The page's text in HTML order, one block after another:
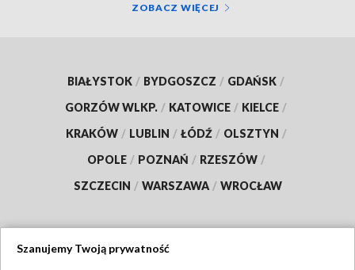
ZOBACZ WIĘCEJ
BIAŁYSTOK / BYDGOSZCZ / GDAŃSK /
GORZÓW WLKP. / KATOWICE / KIELCE /
KRAKÓW / LUBLIN / ŁÓDŹ / OLSZTYN /
OPOLE / POZNAŃ / RZESZÓW /
SZCZECIN / WARSZAWA / WROCŁAW
Szanujemy Twoją prywatność